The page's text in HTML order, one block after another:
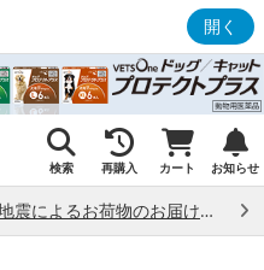
開く
検索 再購入 カート お知らせ
熊本県熊本地方で発生した地震によるお荷物のお届け状況について （7/28）